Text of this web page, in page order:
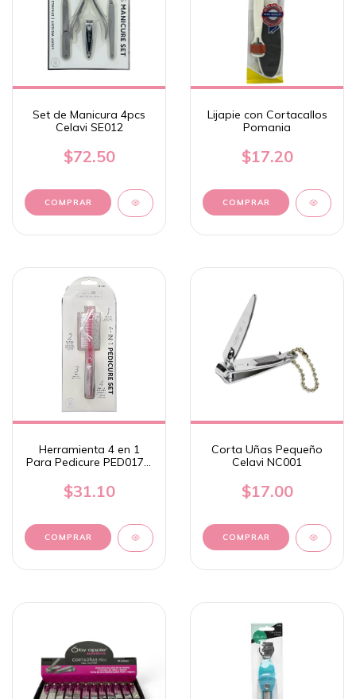
Set de Manicura 4pcs
Celavi SE012
$72.50
Lijapie con Cortacallos
Pomania
$17.20
Herramienta 4 en 1
Para Pedicure PED017 -
$31.10
Corta Uñas Pequeño
Celavi NC001
$17.00